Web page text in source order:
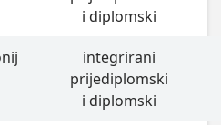
i diplomski
integrirani
prijediplomski
i diplomski